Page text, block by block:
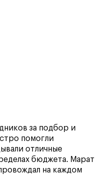
за подбор и
помогли
отличные
бюджета. Марат
на каждом